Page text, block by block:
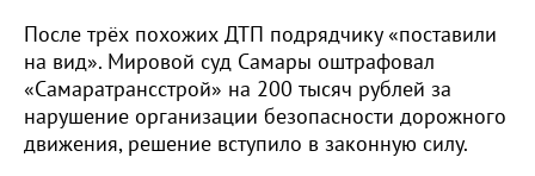
После трёх похожих ДТП подрядчику «поставили
на вид». Мировой суд Самары оштрафовал
«Самаратрансстрой» на 200 тысяч рублей за
нарушение организации безопасности дорожного
движения, решение вступило в законную силу.